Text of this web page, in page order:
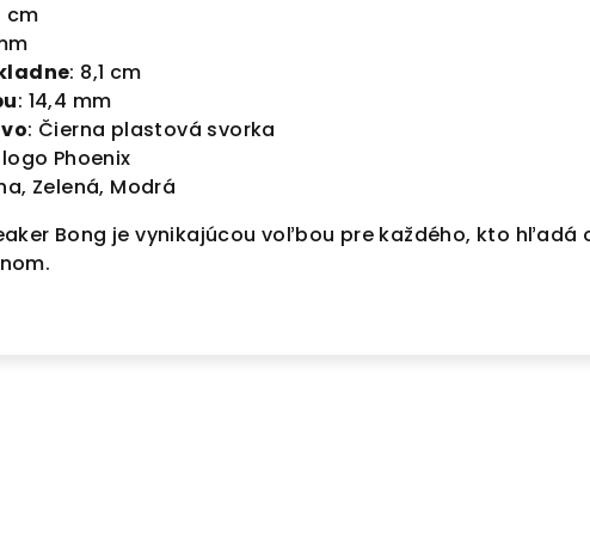
cm
: 8,1 cm
: 14,4 mm
: Čierna plastová svorka
Phoenix
Zelená, Modrá
Beaker Bong je vynikajúcou voľbou pre každého, kto